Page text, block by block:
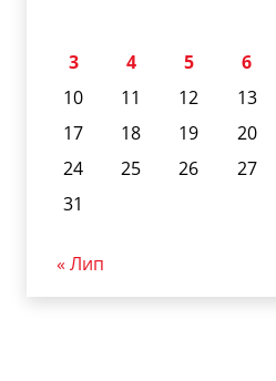
3
4 5 6
10
11 12 13
17
18 19 20
24
25 26 27
31
« Лип